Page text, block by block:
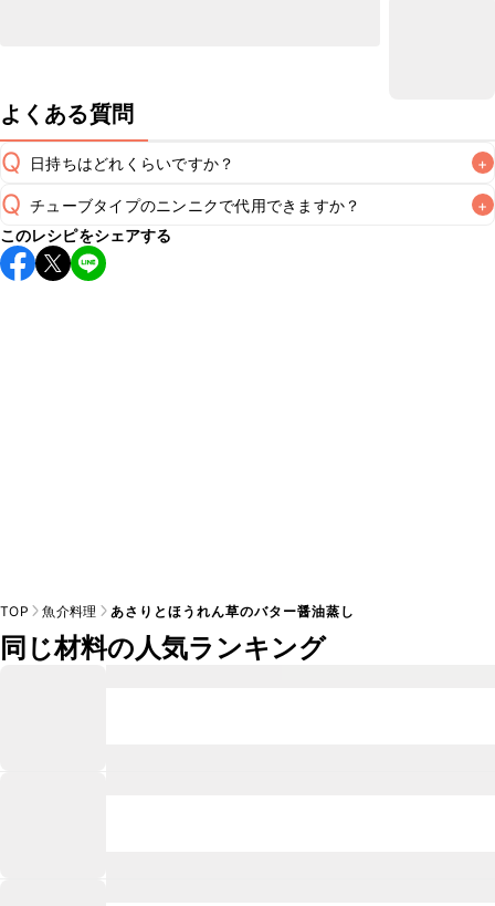
よくある質問
Q 日持ちはどれくらいですか？ +
A
保存期間は冷蔵で翌日中が目安です。なるべくお早めにお召
し上がりください。
※日持ちは目安です。
Q チューブタイプのニンニクで代用できますか？ +
A
チューブタイプのニンニクを使用してもお作りいただけま
す。小さじ1を目安に加え、お好みの風味になるようご調節く
このレシピをシェアする
TOP 魚介料理 あさりとほうれん草のバター醤油蒸し
同じ材料の人気ランキング